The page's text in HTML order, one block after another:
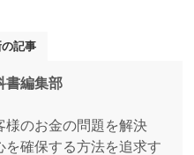
記事
書編集部
様のお金の問題を解決
を確保する方法を追求す